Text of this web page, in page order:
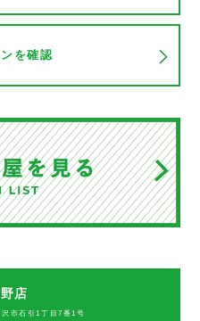
を確認
店
市石引1丁目7番1号